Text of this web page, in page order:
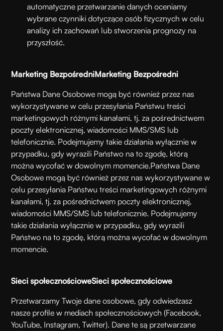
automatyczne przetwarzanie danych oceniamy
wybrane czynniki dotyczące osób fizycznych w celu
analizy ich zachowań lub stworzenia prognozy na
przyszłość.
Marketing BezpośredniMarketing Bezpośredni
Państwa Dane Osobowe mogą być również przez nas
wykorzystywane w celu przesyłania Państwu treści
marketingowych różnymi kanałami, tj. za pośrednictwem
poczty elektronicznej, wiadomości MMS/SMS lub
telefonicznie. Podejmujemy takie działania wyłącznie w
przypadku, gdy wyrazili Państwo na to zgodę, którą
można wycofać w dowolnym momencie.Państwa Dane
Osobowe mogą być również przez nas wykorzystywane w
celu przesyłania Państwu treści marketingowych różnymi
kanałami, tj. za pośrednictwem poczty elektronicznej,
wiadomości MMS/SMS lub telefonicznie. Podejmujemy
takie działania wyłącznie w przypadku, gdy wyrazili
Państwo na to zgodę, którą można wycofać w dowolnym
momencie.
Sieci społecznościoweSieci społecznościowe
Przetwarzamy Twoje dane osobowe, gdy odwiedzasz
nasze profile w mediach społecznościowych (Facebook,
YouTube, Instagram, Twitter). Dane te są przetwarzane